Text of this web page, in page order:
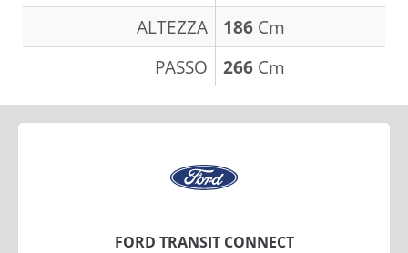
ALTEZZA 186 Cm
PASSO
266 Cm
FORD TRANSIT CONNECT